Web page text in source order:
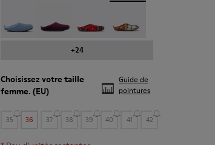
+24
Choisissez votre taille
femme. (EU)
Guide de
pointures
35 36 37 38 39 40 41 42